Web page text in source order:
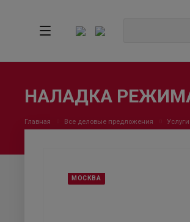
НАЛАДКА
Главная Все деловые предложения
МОСКВА